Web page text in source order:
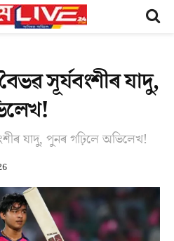
সূৰ্যবংশীৰ যাদু,
যাদু, পুনৰ গঢ়িলে অভিলেখ!